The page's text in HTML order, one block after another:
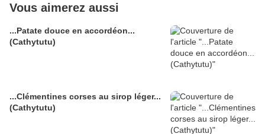
Vous aimerez aussi
...Patate douce en accordéon...
(Cathytutu)
...Clémentines corses au sirop léger...
(Cathytutu)